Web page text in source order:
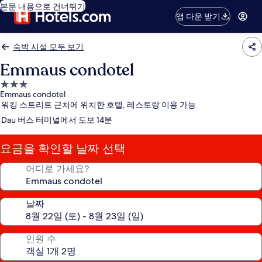
본문 내용으로 건너뛰기
앱 다운 받기
숙박 시설 모두 보기
Emmaus condotel
3.0
성
급
숙
박
시
설
Emmaus condotel
워킹 스트리트 근처에 위치한 호텔, 레스토랑 이용 가능
Dau 버스 터미널에서 도보 14분
요금을 확인할 날짜 선택
어디로 가세요?
날짜
인원 수